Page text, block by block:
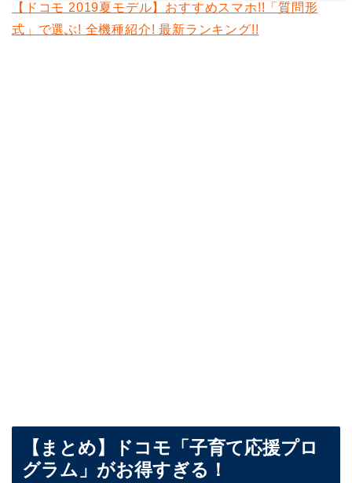
【ドコモ 2019夏モデル】おすすめスマホ!!「質問形
式」で選ぶ! 全機種紹介! 最新ランキング!!
【まとめ】ドコモ「子育て応援プロ
グラム」がお得すぎる！